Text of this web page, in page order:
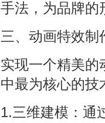
手法，为品牌的
三、动画特效制
实现一个精美的
中最为核心的技
1.三维建模：通